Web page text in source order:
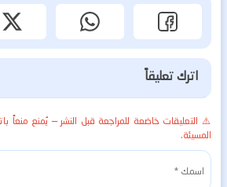
اترك تعليقاً
⚠️ التعليقات خاضعة للمراجعة قبل النشر — يُمنع منعاً
المسيئة.